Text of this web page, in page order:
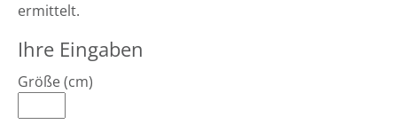
ermittelt.
Ihre Eingaben
Größe (cm)